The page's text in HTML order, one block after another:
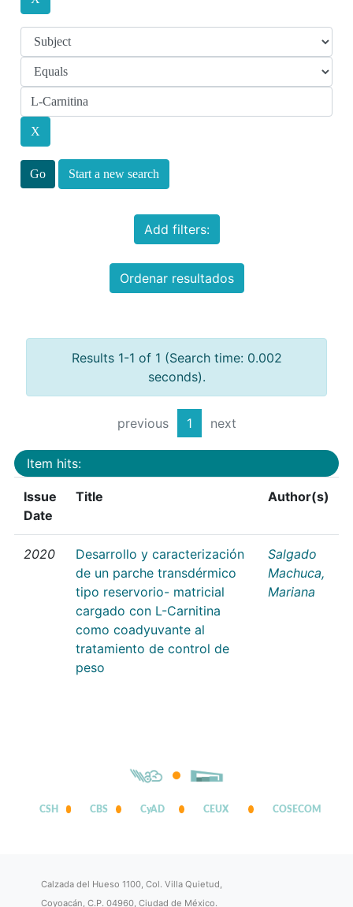
Start a new search
Add filters:
Ordenar resultados
Results 1-1 of 1 (Search time: 0.002
seconds).
previous 1 next
Item hits:
Issue
Date
Title Author(s)
2020
Desarrollo y caracterización
de un parche transdérmico
tipo reservorio- matricial
cargado con L-Carnitina
como coadyuvante al
tratamiento de control de
peso
Salgado
Machuca,
Mariana
CSH CBS CyAD CEUX COSECOM
Calzada del Hueso 1100, Col. Villa Quietud,
Coyoacán, C.P. 04960, Ciudad de México.